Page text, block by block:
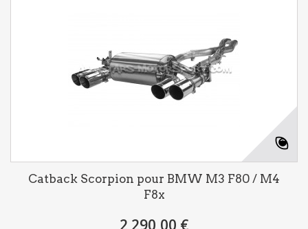
Catback Scorpion pour BMW M3 F80 / M4
F8x
2 290,00 €